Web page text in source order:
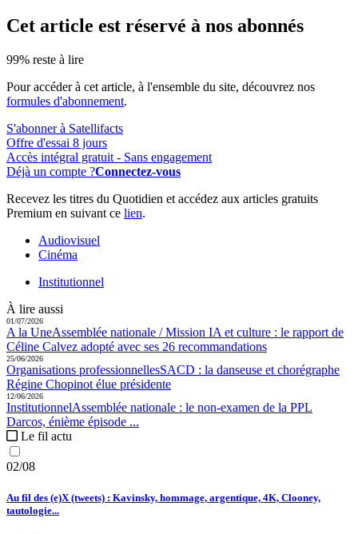
Cet article est réservé à nos abonnés
99% reste à lire
Pour accéder à cet article, à l'ensemble du site, découvrez nos
formules d'abonnement.
S'abonner à Satellifacts
Offre d'essai 8 jours
Accès intégral gratuit - Sans engagement
Déjà un compte ?Connectez-vous
Recevez les titres du Quotidien et accédez aux articles gratuits
Premium en suivant ce lien.
Audiovisuel
Cinéma
Institutionnel
À lire aussi
01/07/2026
A la UneAssemblée nationale / Mission IA et culture : le rapport de
Céline Calvez adopté avec ses 26 recommandations
25/06/2026
Organisations professionnellesSACD : la danseuse et chorégraphe
Régine Chopinot élue présidente
12/06/2026
InstitutionnelAssemblée nationale : le non-examen de la PPL
Darcos, énième épisode ...
Le fil actu
02/08
Au fil des (e)X (tweets) : Kavinsky, hommage, argentique, 4K, Clooney,
tautologie...